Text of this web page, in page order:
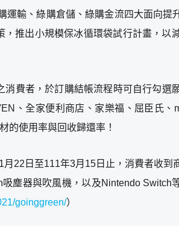
輸、綠購倉儲、綠購金流四大面向
推出小規模保冰循環袋試行計畫，以
費者，於訂購結帳流程時可自行勾選
、全家便利商店、家樂福、屈臣氏
的使用率與回收歸還率！
22日至111年3月15日止，消費者收到
塵器與吹風機，以及Nintendo Switch
goinggreen/）